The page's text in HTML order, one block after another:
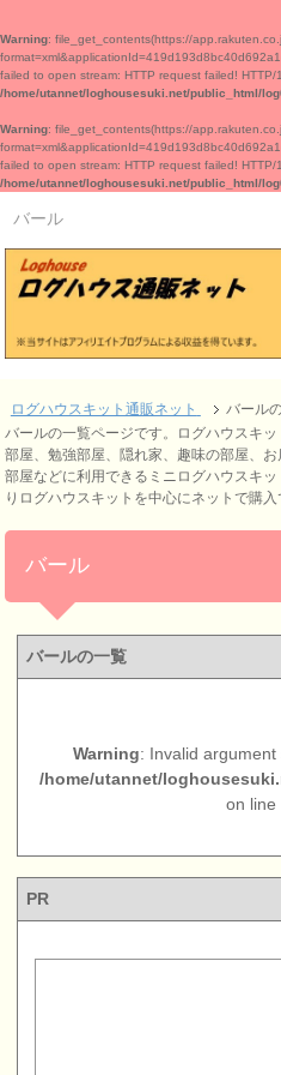
Warning: file_get_contents(https://
failed to open stream: HTTP request failed! HTTP/
/home/utannet/loghousesuki.net/public_html/
Warning: file_get_contents(https://
failed to open stream: HTTP request failed! HTTP/
/home/utannet/loghousesuki.net/public_html/
バール
ログハウスキット通販ネット
バール
バールの一覧ページです。ログハウスキ
部屋、勉強部屋、隠れ家、趣味の部屋、
部屋などに利用できるミニログハウスキ
りログハウスキットを中心にネットで購
バール
バールの一覧
Warning: Invalid
/home/utannet/
on line
PR